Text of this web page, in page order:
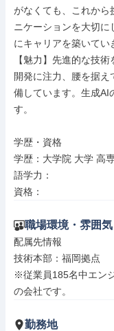
がなくても、これから
ニケーションを大切
にキャリアを築いてい
【魅力】先進的な技
開発に注力、腰を据
備しています。生成AI
す。
学歴・資格
学歴：大学院 大学 高
語学力：
資格：
職場環境・雰囲気
配属先情報
技術本部：福岡拠点
※従業員185名中エン
の会社です。
勤務地